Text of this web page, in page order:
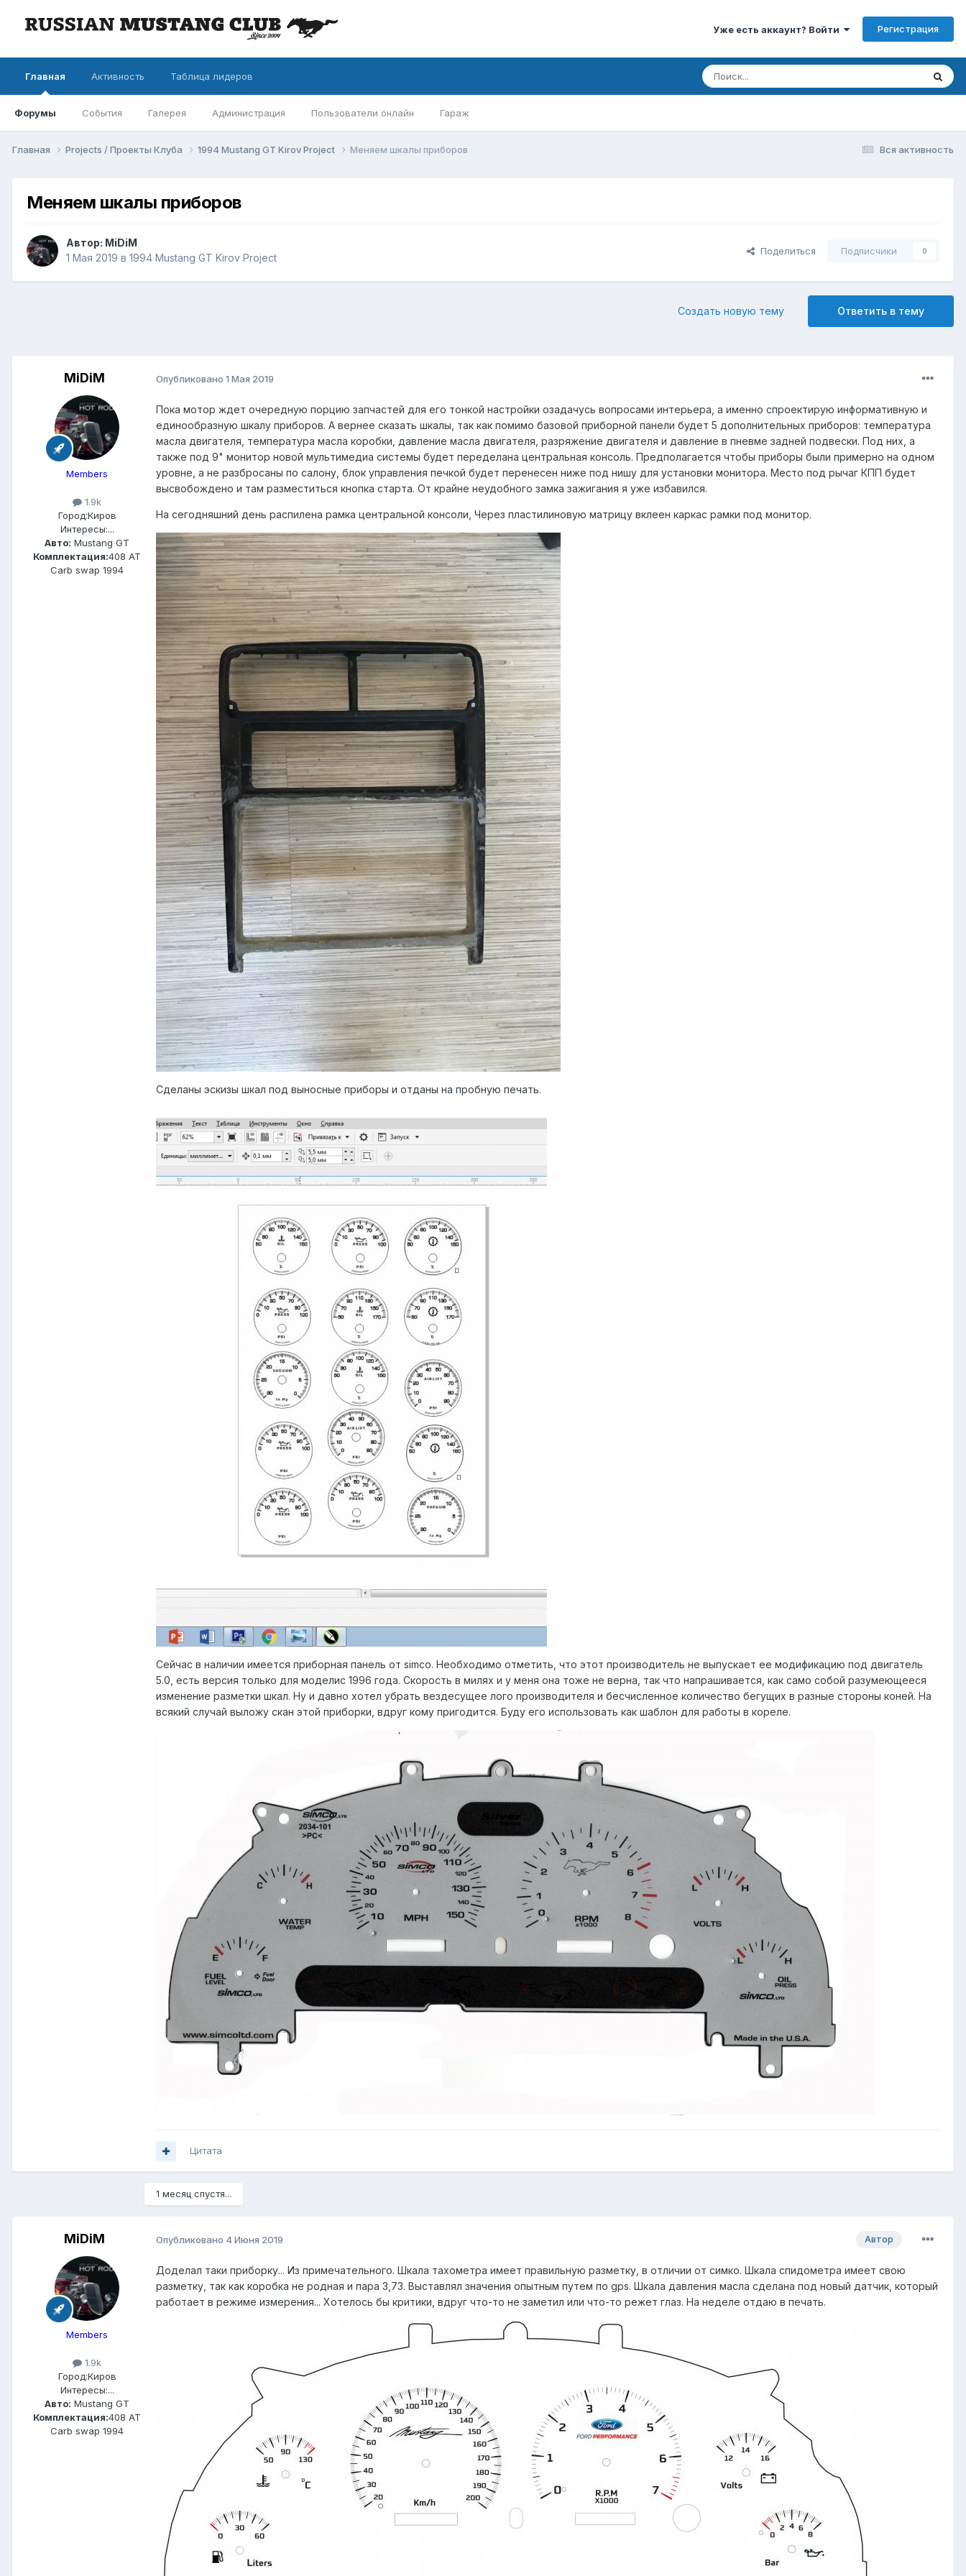
Уже есть аккаунт? Войти Регистрация
Главная
Форумы События Галерея Администрация Пользователи онлайн Гараж
Активность Таблица лидеров
Вся активность
Главная Projects / Проекты Клуба 1994 Mustang GT Kirov Project Меняем шкалы приборов
Меняем шкалы приборов
Автор: MiDiM
1 Мая 2019 в 1994 Mustang GT Kirov Project
Поделиться Подписчики 0
Ответить в тему
Создать новую тему
MiDiM
Members
1.9k
Город:Киров
Интересы:...
Авто: Mustang GT
Комплектация:408 АТ
Carb swap 1994
Опубликовано 1 Мая 2019
Пока мотор ждет очередную порцию запчастей для его тонкой настройки озадачусь вопросами интерьера, а именно спроектирую информативную и
единообразную шкалу приборов. А вернее сказать шкалы, так как помимо базовой приборной панели будет 5 дополнительных приборов: температура
масла двигателя, температура масла коробки, давление масла двигателя, разряжение двигателя и давление в пневме задней подвески. Под них, а
также под 9" монитор новой мультимедиа системы будет переделана центральная консоль. Предполагается чтобы приборы были примерно на одном
уровне, а не разбросаны по салону, блок управления печкой будет перенесен ниже под нишу для установки монитора. Место под рычаг КПП будет
высвобождено и там разместиться кнопка старта. От крайне неудобного замка зажигания я уже избавился.
На сегодняшний день распилена рамка центральной консоли, Через пластилиновую матрицу вклеен каркас рамки под монитор.
Сделаны эскизы шкал под выносные приборы и отданы на пробную печать.
Сейчас в наличии имеется приборная панель от simco. Необходимо отметить, что этот производитель не выпускает ее модификацию под двигатель
5.0, есть версия только для моделис 1996 года. Скорость в милях и у меня она тоже не верна, так что напрашивается, как само собой разумеющееся
изменение разметки шкал. Ну и давно хотел убрать вездесущее лого производителя и бесчисленное количество бегущих в разные стороны коней. На
всякий случай выложу скан этой приборки, вдруг кому пригодится. Буду его использовать как шаблон для работы в кореле.
Цитата
1 месяц спустя...
MiDiM
Members
1.9k
Город:Киров
Интересы:...
Авто: Mustang GT
Комплектация:408 АТ
Carb swap 1994
Автор
Опубликовано 4 Июня 2019
Доделал таки приборку... Из примечательного. Шкала тахометра имеет правильную разметку, в отличии от симко. Шкала спидометра имеет свою
разметку, так как коробка не родная и пара 3,73. Выставлял значения опытным путем по gps. Шкала давления масла сделана под новый датчик, который
работает в режиме измерения... Хотелось бы критики, вдруг что-то не заметил или что-то режет глаз. На неделе отдаю в печать.